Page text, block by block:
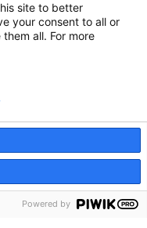
site to better
your consent to all or
all. For more
Powered by